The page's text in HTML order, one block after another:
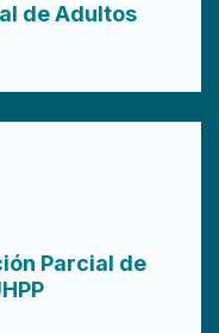
de Adultos
Parcial de